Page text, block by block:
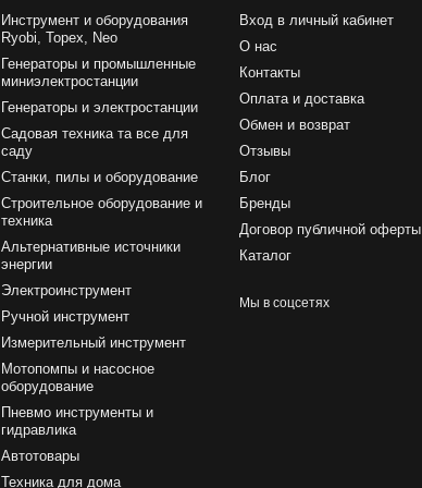
Инструмент и оборудования
Ryobi, Topex, Neo
Генераторы и промышленные
миниэлектростанции
Генераторы и электростанции
Садовая техника та все для
саду
Станки, пилы и оборудование
Строительное оборудование и
техника
Альтернативные источники
энергии
Электроинструмент
Ручной инструмент
Измерительный инструмент
Мотопомпы и насосное
оборудование
Пневмо инструменты и
гидравлика
Автотовары
Техника для дома
Вход в личный кабинет
О нас
Контакты
Оплата и доставка
Обмен и возврат
Отзывы
Блог
Бренды
Договор публичной оферты
Каталог
Мы в соцсетях